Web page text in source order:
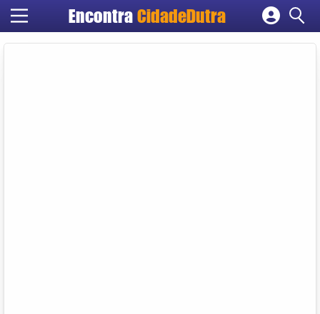
Encontra CidadeDutra
Cadastrar empresa